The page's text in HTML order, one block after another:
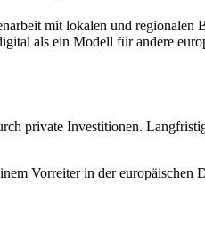
mit lokalen und
als ein Modell für andere
private Investitionen.
Vorreiter in der europäischen